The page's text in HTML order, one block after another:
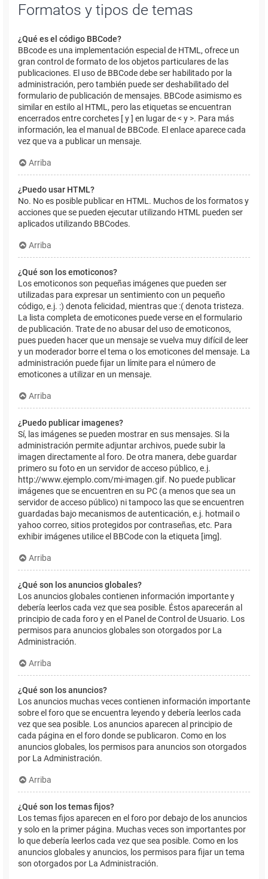
Formatos y tipos de temas
¿Qué es el código BBCode?
BBcode es una implementación especial de HTML, ofrece un
gran control de formato de los objetos particulares de las
publicaciones. El uso de BBCode debe ser habilitado por la
administración, pero también puede ser deshabilitado del
formulario de publicación de mensajes. BBCode asimismo es
similar en estilo al HTML, pero las etiquetas se encuentran
encerrados entre corchetes [ y ] en lugar de < y >. Para más
información, lea el manual de BBCode. El enlace aparece cada
vez que va a publicar un mensaje.
Arriba
¿Puedo usar HTML?
No. No es posible publicar en HTML. Muchos de los formatos y
acciones que se pueden ejecutar utilizando HTML pueden ser
aplicados utilizando BBCodes.
Arriba
¿Qué son los emoticonos?
Los emoticonos son pequeñas imágenes que pueden ser
utilizadas para expresar un sentimiento con un pequeño
código, e.j. :) denota felicidad, mientras que :( denota tristeza.
La lista completa de emoticones puede verse en el formulario
de publicación. Trate de no abusar del uso de emoticonos,
pues pueden hacer que un mensaje se vuelva muy difícil de leer
y un moderador borre el tema o los emoticones del mensaje. La
administración puede fijar un límite para el número de
emoticones a utilizar en un mensaje.
Arriba
¿Puedo publicar imagenes?
Sí, las imágenes se pueden mostrar en sus mensajes. Si la
administración permite adjuntar archivos, puede subir la
imagen directamente al foro. De otra manera, debe guardar
primero su foto en un servidor de acceso público, e.j.
http://www.ejemplo.com/mi-imagen.gif. No puede publicar
imágenes que se encuentren en su PC (a menos que sea un
servidor de acceso público) ni tampoco las que se encuentren
guardadas bajo mecanismos de autenticación, e.j. hotmail o
yahoo correo, sitios protegidos por contraseñas, etc. Para
exhibir imágenes utilice el BBCode con la etiqueta [img].
Arriba
¿Qué son los anuncios globales?
Los anuncios globales contienen información importante y
debería leerlos cada vez que sea posible. Éstos aparecerán al
principio de cada foro y en el Panel de Control de Usuario. Los
permisos para anuncios globales son otorgados por La
Administración.
Arriba
¿Qué son los anuncios?
Los anuncios muchas veces contienen información importante
sobre el foro que se encuentra leyendo y debería leerlos cada
vez que sea posible. Los anuncios aparecen al principio de
cada página en el foro donde se publicaron. Como en los
anuncios globales, los permisos para anuncios son otorgados
por La Administración.
Arriba
¿Qué son los temas fijos?
Los temas fijos aparecen en el foro por debajo de los anuncios
y solo en la primer página. Muchas veces son importantes por
lo que debería leerlos cada vez que sea posible. Como en los
anuncios globales y anuncios, los permisos para fijar un tema
son otorgados por La Administración.